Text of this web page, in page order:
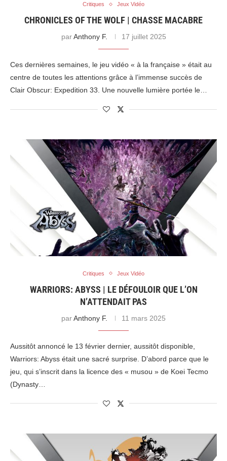
Critiques Jeux Vidéo
CHRONICLES OF THE WOLF | CHASSE MACABRE
parAnthony F. 17 juillet 2025
Ces dernières semaines, le jeu vidéo « à la française » était au
centre de toutes les attentions grâce à l’immense succès de
Clair Obscur: Expedition 33. Une nouvelle lumière portée le…
Critiques Jeux Vidéo
WARRIORS: ABYSS | LE DÉFOULOIR QUE L’ON
N’ATTENDAIT PAS
parAnthony F. 11 mars 2025
Aussitôt annoncé le 13 février dernier, aussitôt disponible,
Warriors: Abyss était une sacré surprise. D’abord parce que le
jeu, qui s’inscrit dans la licence des « musou » de Koei Tecmo
(Dynasty…